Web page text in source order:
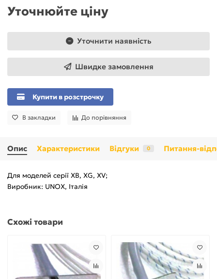
Уточнюйте ціну
Уточнити наявність
Швидке замовлення
Купити в розстрочку
В закладки До порівняння
Опис Характеристики Відгуки 0 Питання-
Для моделей серії XB, XG, XV;
Виробник: UNOX, Італія
Схожі товари